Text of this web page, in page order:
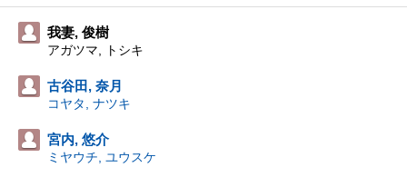
我妻, 俊樹
アガツマ, トシキ
古谷田, 奈月
コヤタ, ナツキ
宮内, 悠介
ミヤウチ, ユウスケ